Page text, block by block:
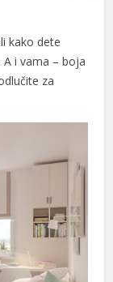
kako dete
i vama – boja
za